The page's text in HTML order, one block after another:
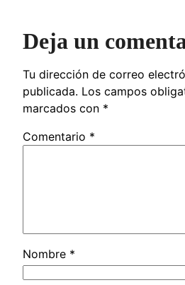
Deja un
Tu dirección de correo
publicada. Los campos
marcados con *
Comentario *
Nombre *